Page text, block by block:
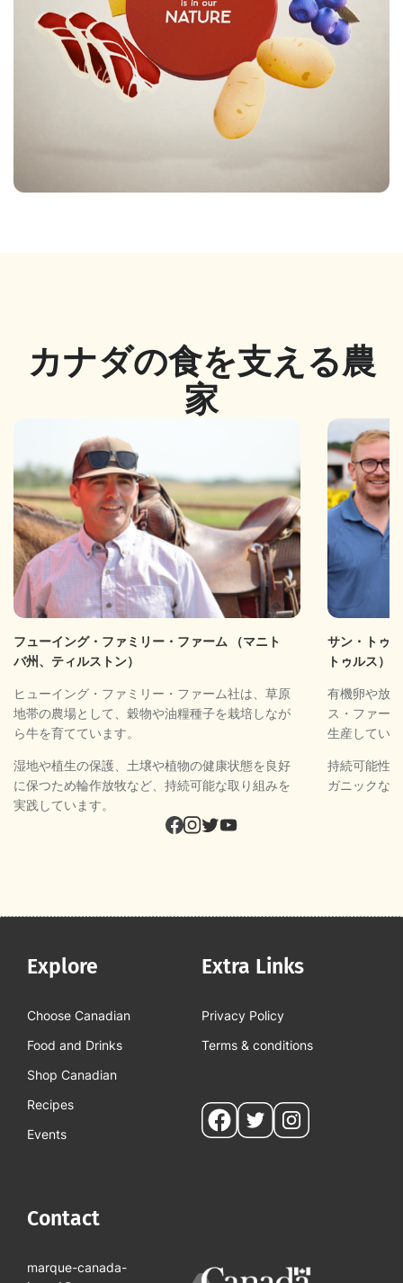
カナダの食を支える農
家
フューイング・ファミリー・ファーム （マニト
バ州、ティルストン）
ヒューイング・ファミリー・ファーム社は、草原
地帯の農場として、穀物や油糧種子を栽培しなが
ら牛を育てています。
湿地や植生の保護、土壌や植物の健康状態を良好
に保つため輪作放牧など、持続可能な取り組みを
実践しています。
Image
サン・トゥ
トゥルス）
有機卵や放
ス・ファー
生産してい
持続可能性
ガニックな
Social
Explore
Choose Canadian
Food and Drinks
Shop Canadian
Recipes
Events
Extra Links
Privacy Policy
Terms & conditions
Contact
marque-canada-
Social